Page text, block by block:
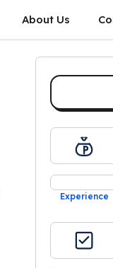
About Us
Experience